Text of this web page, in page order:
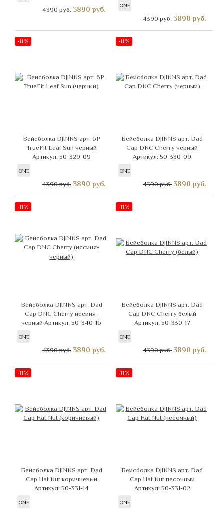
4390 руб. 3890 руб. ONE
4390 руб. 3890 руб.
-11%
Бейсболка DJINNS арт. 6P
TrueFit Leaf Sun черный
Артикул: 50-329-09
ONE
4390 руб. 3890 руб.
-11%
Бейсболка DJINNS арт. Dad
Cap DNC Cherry черный
Артикул: 50-330-09
ONE
4390 руб. 3890 руб.
-11%
Бейсболка DJINNS арт. Dad
Cap DNC Cherry иссиня-
черныйАртикул: 50-340-16
ONE
4390 руб. 3890 руб.
-11%
Бейсболка DJINNS арт. Dad
Cap DNC Cherry белый
Артикул: 50-330-17
ONE
4390 руб. 3890 руб.
-11%
Бейсболка DJINNS арт. Dad
Cap Hat Nut коричневый
Артикул: 50-331-14
ONE
-11%
Бейсболка DJINNS арт. Dad
Cap Hat Nut песочный
Артикул: 50-331-02
ONE